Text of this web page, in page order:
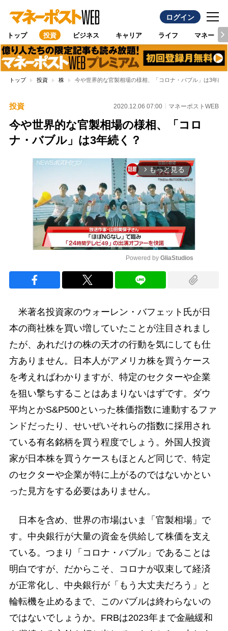
ログイン
トップ 投資 ビジネス キャリア ライフ マネー
トップ 投資 株 今や世界的な官製相場の様相、「コロナ・バブル」は3年続
投資 2020.12.06 07:00 マネーポストWEB
今や世界的な官製相場の様相、「コロ
ナ・バブル」は3年続く？
arrow_forward_ios もっと見る
Powered by GliaStudios
米著名投資家のウォーレン・バフェット氏が日
本の商社株を買い増していたことが注目されまし
たが、あれだけの株の天才の行動を気にしても仕
方ありません。日本人がアメリカ株を買うケース
を考えればわかりますが、特定のセクターや企業
を狙い撃ちすることはあまりないはずです。ダウ
平均とかS&P500といった株価指数に連動するファ
ンドだったり、せいぜいそれらの指数に採用され
ている有名銘柄を買う程度でしょう。外国人投資
家が日本株を買うケースもほとんど同じで、特定
のセクターや企業が特に上がるのではないかとい
った見方をする必要はありません。
日本を含め、世界の市場はいま「官製相場」で
す。中央銀行が大量の資金を供給して株価を支え
ている。つまり「コロナ・バブル」であることは
明白ですが、だからこそ、コロナが収束して経済
が正常化し、中央銀行が「もう大丈夫だろう」と
輪転機を止めるまで、このバブルは終わらないの
ではないでしょうか。FRBは2023年まで金融緩和